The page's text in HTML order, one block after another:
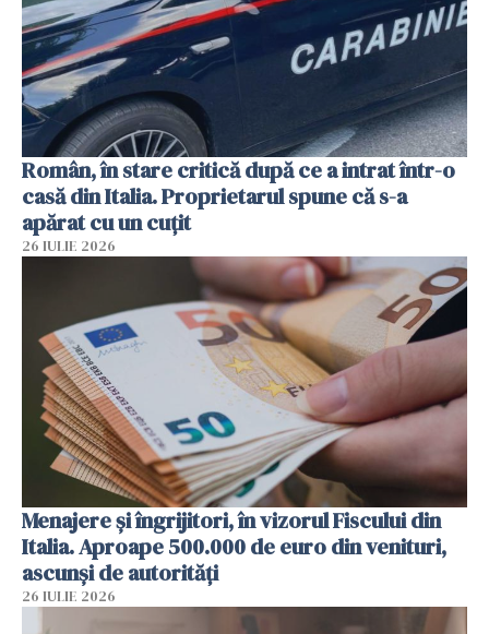
Român, în stare critică după ce a intrat într-o
casă din Italia. Proprietarul spune că s-a
apărat cu un cuțit
26 IULIE 2026
Menajere și îngrijitori, în vizorul Fiscului din
Italia. Aproape 500.000 de euro din venituri,
ascunși de autorități
26 IULIE 2026